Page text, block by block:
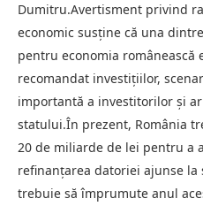
Dumitru.Avertisment privind
economic susține că una
pentru economia
recomandat investițiilor,
importantă a investitorilor și
statului.În prezent, România
20 de miliarde de lei pentru a
refinanțarea datoriei ajunse la
trebuie să împrumute anul